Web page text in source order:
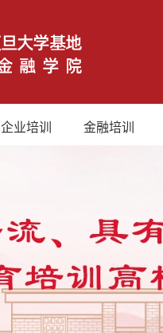
企业培训 金融培训